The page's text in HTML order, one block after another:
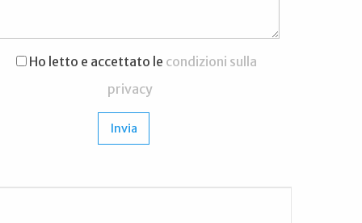
Ho letto e accettato le condizioni sulla
privacy